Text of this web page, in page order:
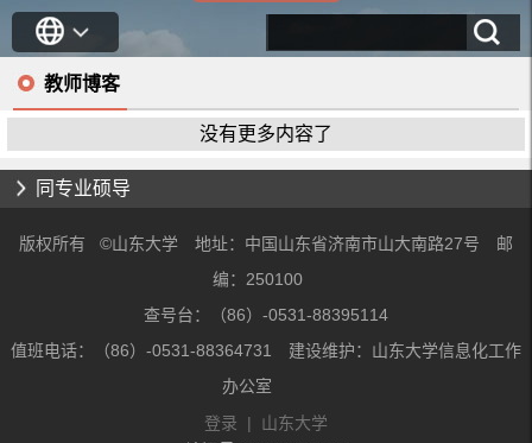
教师博客
没有更多内容了
同专业硕导
版权所有 ©山东大学 地址：中国山东省济南市山大南路27号 邮
编：250100
查号台：（86）-0531-88395114
值班电话：（86）-0531-88364731 建设维护：山东大学信息化工作
办公室
登录 | 山东大学